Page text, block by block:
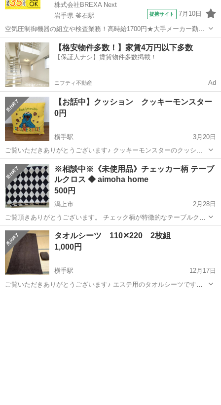
株式会社BREXA Next
岩手県 釜石駅
提携サイト 7月10日
空気圧制御機器の組立や検査業務！高時給1700円★大手メーカー勤
務！嬉しい寮費無料！ワンルーム寮完備★マイカー通勤OK＆工場敷地
内に無料駐車場あり★！《岩手県釜石市》 人気の工場のお仕事 ◇空気
圧制御機器（シリンダ、バルブ...
岩手 釜石市 釜石駅 その他
【格安物件多数！】家賃4万円以下多数
【保証人ナシ】賃貸物件多数掲載！
ニフティ不動産 Ad
【お話中】クッション クッキーモンスター
0円
横手駅
3月20日
ご覧いただきありがとうございます♪ クッキーモンスターのクッショ
ンです。 サイズ 37✕37cm 横手駅周辺まで取りに来られる方にお譲
りします。
秋田 横手市 横手駅 ファブリック、カバー
クッキーモンスター
※相談中※《未使用品》チェッカー柄 テーブ
ルクロス ◆ aimoha home
500円
潟上市
2月28日
ご覧頂きありがとうございます。 チェック柄が特徴的なテーブルクロ
スです。 開封済みですが未使用品です。 サイズが大きいため、畳んだ
まま撮影しています。 ポリエステル100% 白×黒 サイズ：FREE
89.5...
秋田 潟上市 ファブリック、カバー aimoha
タオルシーツ 110✕220 2枚組
1,000円
横手駅
12月17日
ご覧いただきありがとうございます♪ エステ用のタオルシーツです。